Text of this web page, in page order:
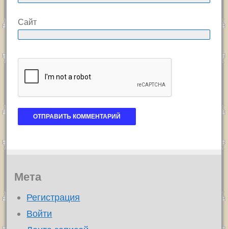
Сайт
Мета
Регистрация
Войти